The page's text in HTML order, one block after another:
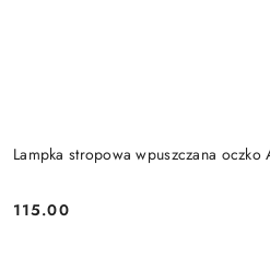
Lampka stropowa wpuszczana
Cena:
115.00